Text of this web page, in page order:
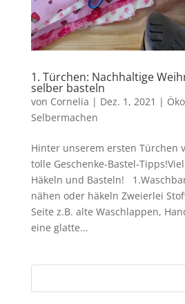
1. Türchen: Nachhaltige
selber basteln
von Cornelia | Dez. 1, 2021 |
Selbermachen
Hinter unserem ersten Türchen
tolle Geschenke-Bastel-
Häkeln und Basteln!
nähen oder häkeln Zweierlei
Seite z.B. alte Waschlappen,
eine glatte...